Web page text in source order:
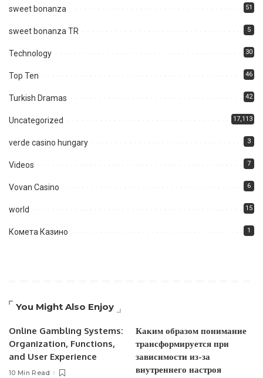
sweet bonanza 51
sweet bonanza TR 5
Technology 30
Top Ten 46
Turkish Dramas 42
Uncategorized 17,113
verde casino hungary 3
Videos 7
Vovan Casino 6
world 15
Комета Казино 1
You Might Also Enjoy
Online Gambling Systems:
Organization, Functions,
and User Experience
10 Min Read
Каким образом понимание
трансформируется при
зависимости из-за
внутреннего настроя